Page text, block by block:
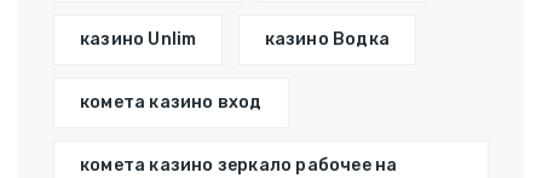
казино Unlim казино Водка
комета казино вход
комета казино зеркало рабочее на